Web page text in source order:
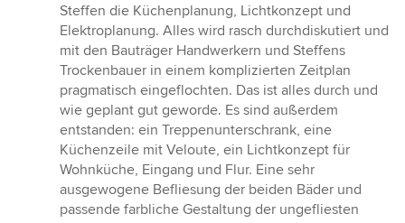
Steffen die Küchenplanung, Lichtkonzept und
Elektroplanung. Alles wird rasch durchdiskutiert und
mit den Bauträger Handwerkern und Steffens
Trockenbauer in einem komplizierten Zeitplan
pragmatisch eingeflochten. Das ist alles durch und
wie geplant gut geworde. Es sind außerdem
entstanden: ein Treppenunterschrank, eine
Küchenzeile mit Veloute, ein Lichtkonzept für
Wohnküche, Eingang und Flur. Eine sehr
ausgewogene Befliesung der beiden Bäder und
passende farbliche Gestaltung der ungefliesten